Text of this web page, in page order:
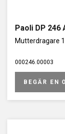
Paoli DP 246
Mutterdragare
000246.00003
BEGÄR EN